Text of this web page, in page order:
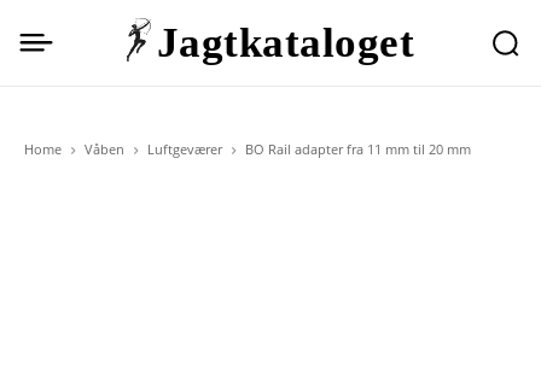
Jagtkataloget
Home Våben Luftgeværer BO Rail adapter fra 11 mm til 20 mm